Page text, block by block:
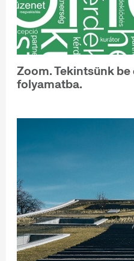
Zoom. Tekintsünk
folyamatba.